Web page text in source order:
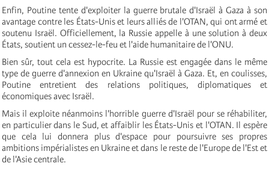
Enfin, Poutine tente d'exploiter la guerre brutale d'Israël à Gaza à son
avantage contre les États-Unis et leurs alliés de l'OTAN, qui ont armé et
soutenu Israël. Officiellement, la Russie appelle à une solution à deux
États, soutient un cessez-le-feu et l'aide humanitaire de l'ONU.
Bien sûr, tout cela est hypocrite. La Russie est engagée dans le même
type de guerre d'annexion en Ukraine qu'Israël à Gaza. Et, en coulisses,
Poutine entretient des relations politiques, diplomatiques et
économiques avec Israël.
Mais il exploite néanmoins l'horrible guerre d'Israël pour se réhabiliter,
en particulier dans le Sud, et affaiblir les États-Unis et l'OTAN. Il espère
que cela lui donnera plus d'espace pour poursuivre ses propres
ambitions impérialistes en Ukraine et dans le reste de l'Europe de l'Est et
de l'Asie centrale.